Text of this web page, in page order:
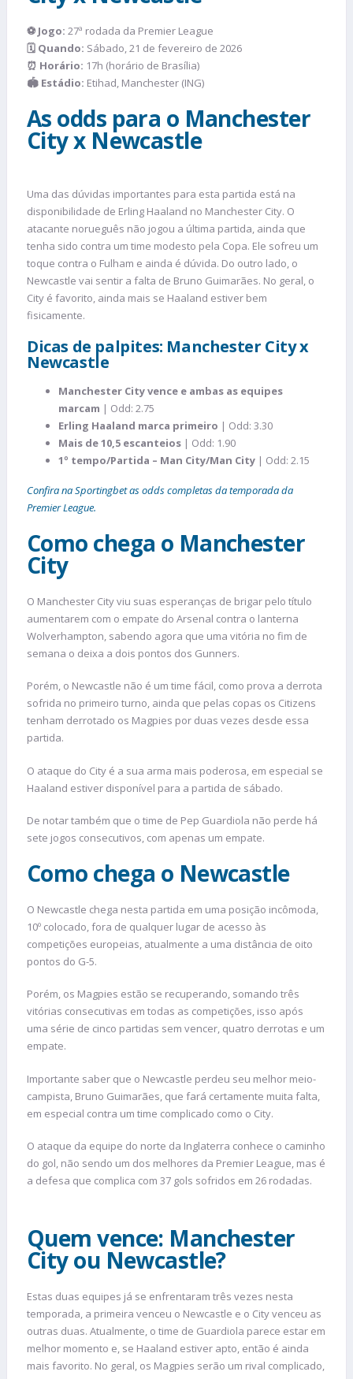
⚽ Jogo: 27ª rodada da Premier League
🗓️ Quando: Sábado, 21 de fevereiro de 2026
⏰ Horário: 17h (horário de Brasília)
🏟️ Estádio: Etihad, Manchester (ING)
As odds para o Manchester
City x Newcastle
Uma das dúvidas importantes para esta partida está na
disponibilidade de Erling Haaland no Manchester City. O
atacante norueguês não jogou a última partida, ainda que
tenha sido contra um time modesto pela Copa. Ele sofreu um
toque contra o Fulham e ainda é dúvida. Do outro lado, o
Newcastle vai sentir a falta de Bruno Guimarães. No geral, o
City é favorito, ainda mais se Haaland estiver bem
fisicamente.
Dicas de palpites: Manchester City x
Newcastle
Manchester City vence e ambas as equipes
marcam | Odd: 2.75
Erling Haaland marca primeiro | Odd: 3.30
Mais de 10,5 escanteios | Odd: 1.90
1º tempo/Partida – Man City/Man City | Odd: 2.15
Confira na Sportingbet as odds completas da temporada da
Premier League.
Como chega o Manchester
City
O Manchester City viu suas esperanças de brigar pelo título
aumentarem com o empate do Arsenal contra o lanterna
Wolverhampton, sabendo agora que uma vitória no fim de
semana o deixa a dois pontos dos Gunners.
Porém, o Newcastle não é um time fácil, como prova a derrota
sofrida no primeiro turno, ainda que pelas copas os Citizens
tenham derrotado os Magpies por duas vezes desde essa
partida.
O ataque do City é a sua arma mais poderosa, em especial se
Haaland estiver disponível para a partida de sábado.
De notar também que o time de Pep Guardiola não perde há
sete jogos consecutivos, com apenas um empate.
Como chega o Newcastle
O Newcastle chega nesta partida em uma posição incômoda,
10º colocado, fora de qualquer lugar de acesso às
competições europeias, atualmente a uma distância de oito
pontos do G-5.
Porém, os Magpies estão se recuperando, somando três
vitórias consecutivas em todas as competições, isso após
uma série de cinco partidas sem vencer, quatro derrotas e um
empate.
Importante saber que o Newcastle perdeu seu melhor meio-
campista, Bruno Guimarães, que fará certamente muita falta,
em especial contra um time complicado como o City.
O ataque da equipe do norte da Inglaterra conhece o caminho
do gol, não sendo um dos melhores da Premier League, mas é
a defesa que complica com 37 gols sofridos em 26 rodadas.
Quem vence: Manchester
City ou Newcastle?
Estas duas equipes já se enfrentaram três vezes nesta
temporada, a primeira venceu o Newcastle e o City venceu as
outras duas. Atualmente, o time de Guardiola parece estar em
melhor momento e, se Haaland estiver apto, então é ainda
mais favorito. No geral, os Magpies serão um rival complicado,